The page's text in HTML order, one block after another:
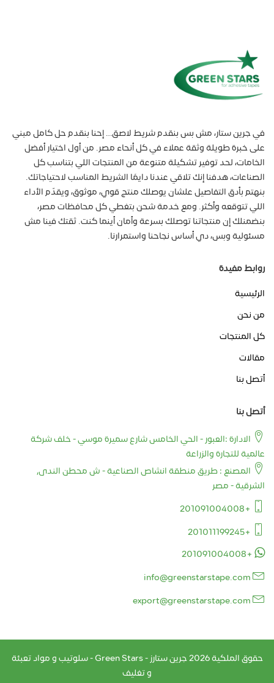
في جرين ستار، مش بس بنقدم شريط لاصق… إحنا بنقدم حل كامل مبني
على خبرة طويلة وثقة عملاء في كل أنحاء مصر. من أول اختيار أفضل
الخامات، لحد توفير تشكيلة متنوعة من المنتجات اللي بتناسب كل
الصناعات، هدفنا إنك تلاقي عندنا دايمًا الشريط المناسب لاحتياجاتك.
بنهتم بأدق التفاصيل علشان يوصلك منتج قوي، موثوق، ويقدّم الأداء
اللي تتوقعه وأكثر. ومع خدمة شحن بتغطي كل محافظات مصر،
بنضمنلك إن منتجاتنا توصلك بسرعة وأمان أينما كنت. ثقتك فينا مش
مسئولية وبس، دي أساس نجاحنا واستمرارنا.
روابط مفيدة
الرئيسية
من نحن
كل المنتجات
مقالات
أتصل بنا
أتصل بنا
الادارة :العبور - الحي الخامس شارع سميرة موسي - خلف شركة
عالمية للتجارة والزراعة
المصنع : طريق منطقة انشاص الصناعية - ش محطن الندى,
الشرقية - مصر
+201091004008
+201011199245
+201091004008
info@greenstarstape.com
export@greenstarstape.com
حقوق الملكية2026
جرين ستارز - Green Stars - سلوتيب و مواد تعبئة
و تغليف